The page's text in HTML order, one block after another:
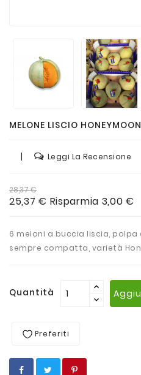
MELONE LISCIO
| Leggi La Recensione
28,37 €
25,37 € Risparmia 3,00 €
6 meloni a buccia liscia,
sempre compatta, varietà
Quantità
Preferiti